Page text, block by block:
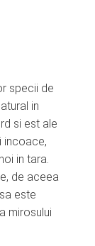
specii de
in
si est ale
incoace,
in tara.
de aceea
este
mirosului